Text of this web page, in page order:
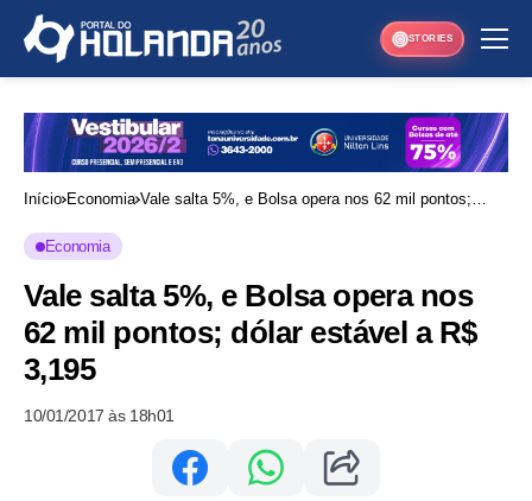
STORIES
Início Economia Vale salta 5%, e Bolsa opera nos 62 mil pontos;
Economia
Vale salta 5%, e Bolsa opera nos
62 mil pontos; dólar estável a R$
3,195
10/01/2017 às 18h01